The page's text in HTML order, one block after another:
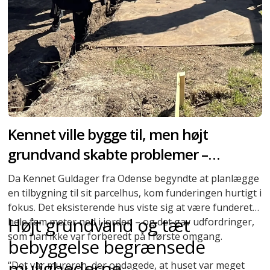
Kennet ville bygge til, men højt
grundvand skabte problemer –
skruepæle blev redningen
Da Kennet Guldager fra Odense begyndte at planlægge
en tilbygning til sit parcelhus, kom funderingen hurtigt i
fokus. Det eksisterende hus viste sig at være funderet
hele fem meter ned i jorden – og det gav udfordringer,
som han ikke var forberedt på i første omgang.
“Det var mureren, der opdagede, at huset var meget
Højt grundvand og tæt
bebyggelse begrænsede